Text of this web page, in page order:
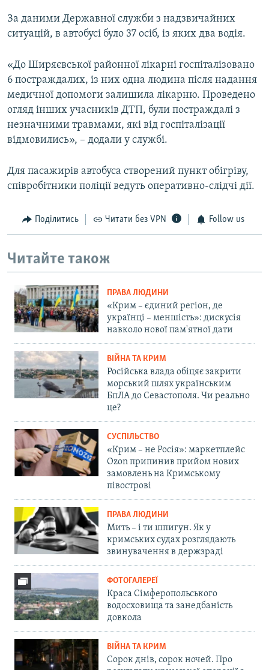
За даними Державної служби з надзвичайних
ситуацій, в автобусі було 37 осіб, із яких два водія.
«До Ширяєвської районної лікарні госпіталізовано
6 постраждалих, із них одна людина після надання
медичної допомоги залишила лікарню. Проведено
огляд інших учасників ДТП, були постраждалі з
незначними травмами, які від госпіталізації
відмовились», – додали у службі.
Для пасажирів автобуса створений пункт обігріву,
співробітники поліції ведуть оперативно-слідчі дії.
Поділитись Читати без VPN Follow us
Читайте також
ПРАВА ЛЮДИНИ
«Крим – єдиний регіон, де
українці – меншість»: дискусія
навколо нової пам'ятної дати
ВІЙНА ТА КРИМ
Російська влада обіцяє закрити
морський шлях українським
БпЛА до Севастополя. Чи реально
це?
СУСПІЛЬСТВО
«Крим – не Росія»: маркетплейс
Ozon припинив прийом нових
замовлень на Кримському
півострові
ПРАВА ЛЮДИНИ
Мить – і ти шпигун. Як у
кримських судах розглядають
звинувачення в держзраді
ФОТОГАЛЕРЕЇ
Краса Сімферопольського
водосховища та занедбаність
довкола
ВІЙНА ТА КРИМ
Сорок днів, сорок ночей. Про